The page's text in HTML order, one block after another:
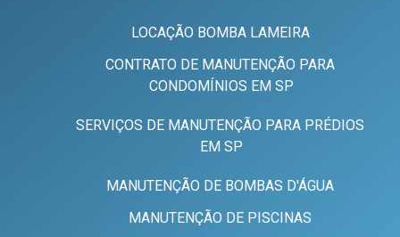
LOCAÇÃO BOMBA LAMEIRA
CONTRATO DE MANUTENÇÃO PARA
CONDOMÍNIOS EM SP
SERVIÇOS DE MANUTENÇÃO PARA PRÉDIOS
EM SP
MANUTENÇÃO DE BOMBAS D'ÁGUA
MANUTENÇÃO DE PISCINAS